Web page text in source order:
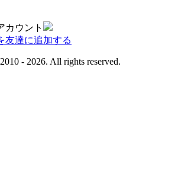
カウント
友達に追加する
2010 - 2026. All rights reserved.